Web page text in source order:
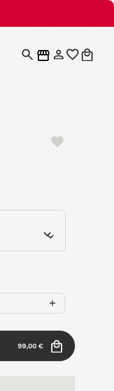
99,00 €